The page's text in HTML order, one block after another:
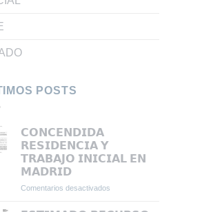
POSTS
𝗖𝗢𝗡𝗖𝗘𝗡𝗗𝗜𝗗𝗔
𝗥𝗘𝗦𝗜𝗗𝗘𝗡𝗖𝗜𝗔 𝗬
𝗧𝗥𝗔𝗕𝗔𝗝𝗢 𝗜𝗡𝗜𝗖𝗜𝗔𝗟 𝗘𝗡
𝗠𝗔𝗗𝗥𝗜𝗗
Comentarios desactivados